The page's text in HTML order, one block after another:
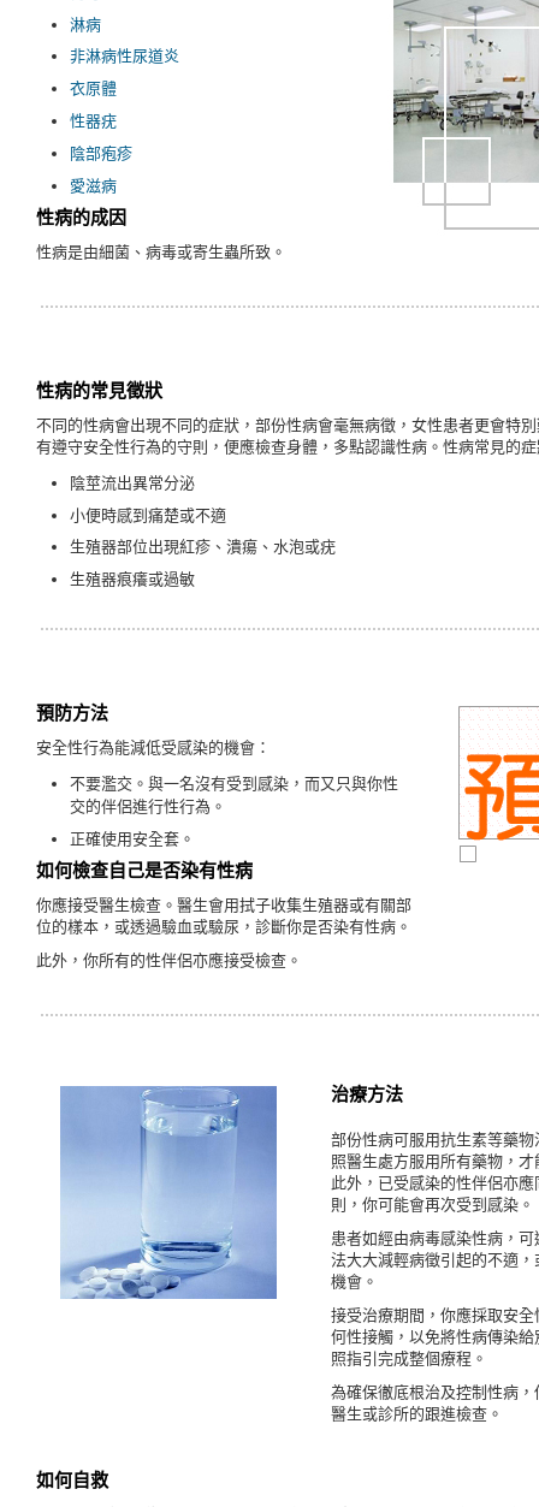
淋病
非淋病性尿道炎
衣原體
性器疣
陰部疱疹
愛滋病
性病的成因
性病是由細菌、病毒或寄生蟲所致。
性病的常見徵狀
不同的性病會出現不同的症狀，部份性病會毫無病徵，女性患者更會特
有遵守安全性行為的守則，便應檢查身體，多點認識性病。性病常見的
陰莖流出異常分泌
小便時感到痛楚或不適
生殖器部位出現紅疹、潰瘍、水泡或疣
生殖器痕癢或過敏
預防方法
安全性行為能減低受感染的機會：
不要濫交。與一名沒有受到感染，而又只與你性
交的伴侶進行性行為。
正確使用安全套。
如何檢查自己是否染有性病
你應接受醫生檢查。醫生會用拭子收集生殖器或有關部
位的樣本，或透過驗血或驗尿，診斷你是否染有性病。
此外，你所有的性伴侶亦應接受檢查。
治療方法
部份性病可服用抗生素等藥
照醫生處方服用所有藥物，
此外，已受感染的性伴侶亦
則，你可能會再次受到感染。
患者如經由病毒感染性病，
法大大減輕病徵引起的不適
機會。
接受治療期間，你應採取安
何性接觸，以免將性病傳染
照指引完成整個療程。
為確保徹底根治及控制性病
醫生或診所的跟進檢查。
如何自救